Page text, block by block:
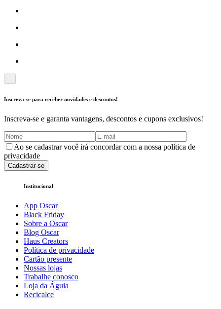
Inscreva-se para receber novidades e descontos!
Inscreva-se e garanta vantagens, descontos e cupons exclusivos!
Ao se cadastrar você irá concordar com a nossa política de
privacidade
Cadastrar-se
Institucional
App Oscar
Black Friday
Sobre a Oscar
Blog Oscar
Haus Creators
Política de privacidade
Cartão presente
Nossas lojas
Trabalhe conosco
Loja da Águia
Recicalce